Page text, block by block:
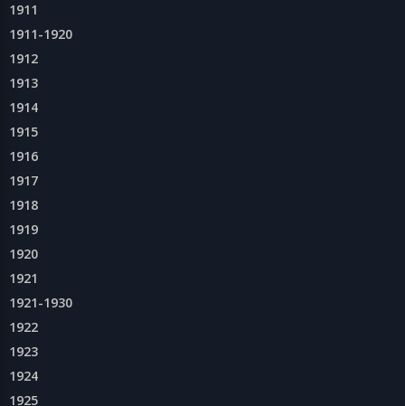
1911
1911-1920
1912
1913
1914
1915
1916
1917
1918
1919
1920
1921
1921-1930
1922
1923
1924
1925